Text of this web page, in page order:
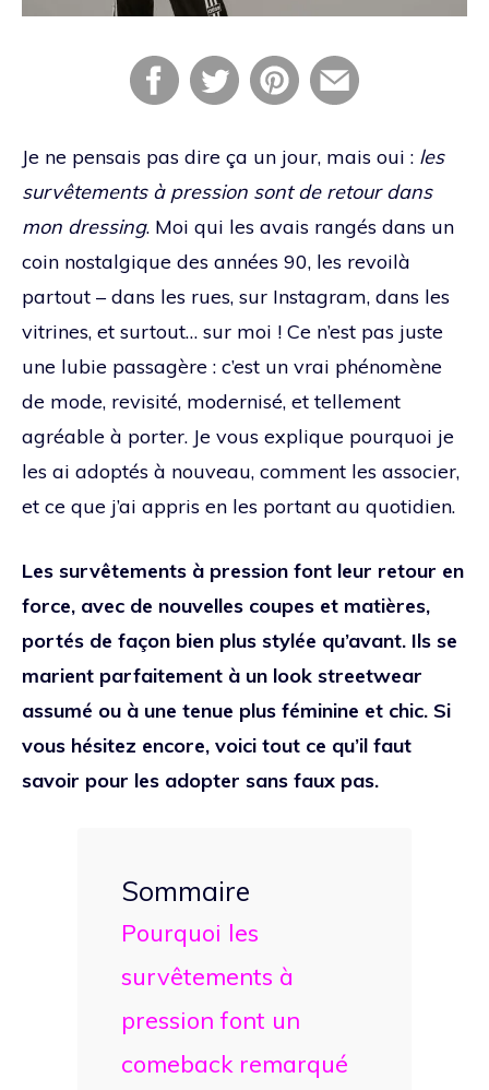
Je ne pensais pas dire ça un jour, mais oui : les
survêtements à pression sont de retour dans
mon dressing. Moi qui les avais rangés dans un
coin nostalgique des années 90, les revoilà
partout – dans les rues, sur Instagram, dans les
vitrines, et surtout… sur moi ! Ce n’est pas juste
une lubie passagère : c’est un vrai phénomène
de mode, revisité, modernisé, et tellement
agréable à porter. Je vous explique pourquoi je
les ai adoptés à nouveau, comment les associer,
et ce que j’ai appris en les portant au quotidien.
Les survêtements à pression font leur retour en
force, avec de nouvelles coupes et matières,
portés de façon bien plus stylée qu’avant. Ils se
marient parfaitement à un look streetwear
assumé ou à une tenue plus féminine et chic. Si
vous hésitez encore, voici tout ce qu’il faut
savoir pour les adopter sans faux pas.
Sommaire
Pourquoi les
survêtements à
pression font un
comeback remarqué